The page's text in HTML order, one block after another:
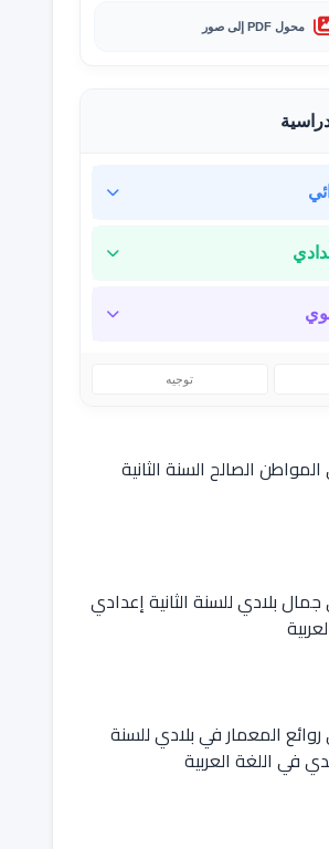
محول PDF إلى صور
توجيه
الصالح السنة الثانية
بلادي للسنة الثانية إعدادي
المعمار في بلادي للسنة
في اللغة العربية